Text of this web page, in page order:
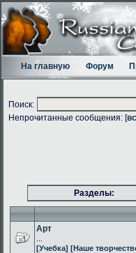
На главную Форум
Поиск:
Непрочитанные сообщения: [
Разделы:
Арт
[Учебка] [Наше